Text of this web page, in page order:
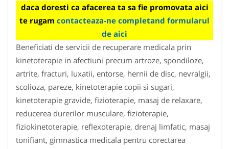
daca doresti ca afacerea ta sa fie promovata aici
te rugam contacteaza-ne completand formularul
de aici
Beneficiati de servicii de recuperare medicala prin
kinetoterapie in afectiuni precum artroze, spondiloze,
artrite, fracturi, luxatii, entorse, hernii de disc, nevralgii,
scolioza, pareze, kinetoterapie copii si sugari,
kinetoterapie gravide, fizioterapie, masaj de relaxare,
reducerea durerilor musculare, fizioterapie,
fiziokinetoterapie, reflexoterapie, drenaj limfatic, masaj
tonifiant, gimnastica medicala pentru corectarea